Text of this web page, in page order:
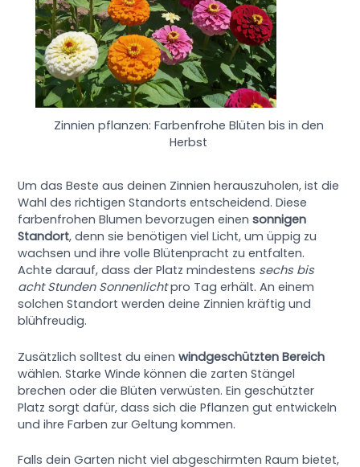
Zinnien pflanzen: Farbenfrohe Blüten bis in den
Herbst
Um das Beste aus deinen Zinnien herauszuholen, ist die
Wahl des richtigen Standorts entscheidend. Diese
farbenfrohen Blumen bevorzugen einensonnigen
Standort, denn sie benötigen viel Licht, um üppig zu
wachsen und ihre volle Blütenpracht zu entfalten.
Achte darauf, dass der Platz mindestens sechs bis
acht Stunden Sonnenlichtpro Tag erhält. An einem
solchen Standort werden deine Zinnien kräftig und
blühfreudig.
Zusätzlich solltest du einenwindgeschützten Bereich
wählen. Starke Winde können die zarten Stängel
brechen oder die Blüten verwüsten. Ein geschützter
Platz sorgt dafür, dass sich die Pflanzen gut entwickeln
und ihre Farben zur Geltung kommen.
Falls dein Garten nicht viel abgeschirmten Raum bietet,